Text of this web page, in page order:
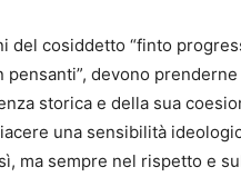
del cosiddetto “finto
pensanti”, devono
storica e della sua
una sensibilità
ma sempre nel rispetto e